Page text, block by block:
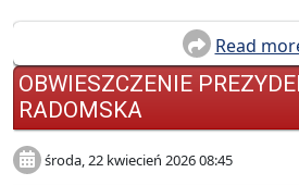
Read
OBWIESZCZENIE
RADOMSKA
środa, 22 kwiecień 2026 08:45